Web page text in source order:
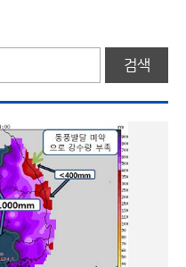
검색